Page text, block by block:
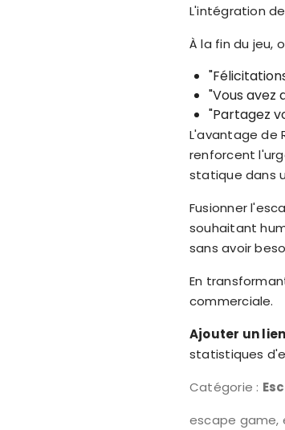
L'intégration
À la fin du jeu,
"Vous avez
"Partagez
L'avantage de
renforcent
statique dans
Fusionner
souhaitant
sans avoir
En
commerciale.
Ajouter un
statistiques
Catégorie :
escape game,